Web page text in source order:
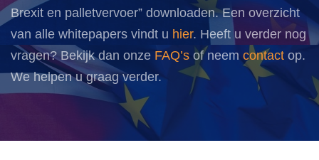
Brexit en palletvervoer” downloaden. Een overzicht
van alle whitepapers vindt u hier. Heeft u verder nog
vragen? Bekijk dan onze FAQ’s of neem contact op.
We helpen u graag verder.